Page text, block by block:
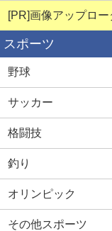
[PR]画像アップロー
スポーツ
野球
サッカー
格闘技
釣り
オリンピック
その他スポーツ